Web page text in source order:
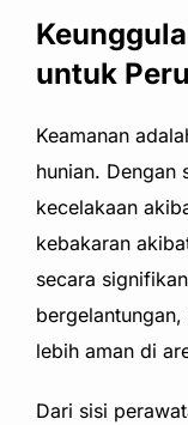
untuk
Keamanan
hunian. Dengan
kecelakaan
kebakaran
secara
lebih aman di
Dari sisi